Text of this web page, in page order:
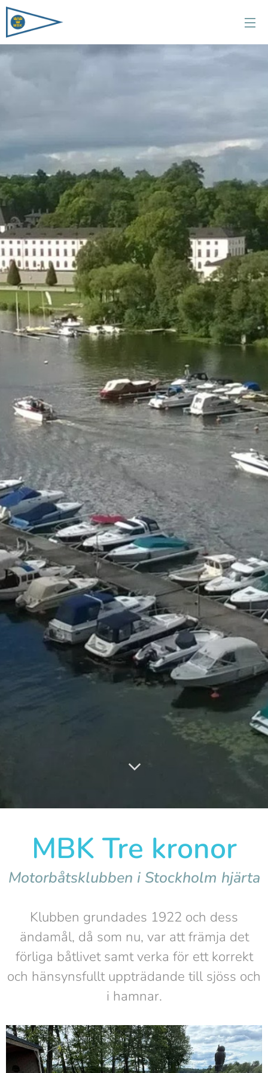
MBK Tre kronor
Motorbåtsklubben i Stockholm hjärta
Klubben grundades 1922 och dess
ändamål, då som nu, var att främja det
förliga båtlivet samt verka för ett korrekt
och hänsynsfullt uppträdande till sjöss och
i hamnar.